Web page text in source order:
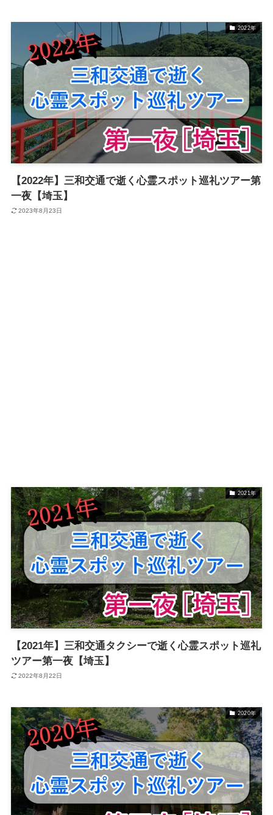
2022年
【2022年】三和交通で逝く心霊スポット巡礼ツアー第
一夜【埼玉】
2023年8月23日
2021年
【2021年】三和交通タクシーで逝く心霊スポット巡礼
ツアー第一夜【埼玉】
2022年8月22日
2020年